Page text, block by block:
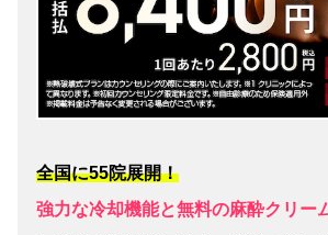
全国に55院展開！
強力な冷却機能と無料の麻酔クリー